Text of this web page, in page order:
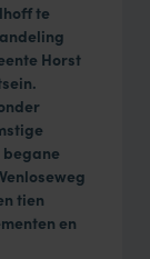
te
Horst
tien
en